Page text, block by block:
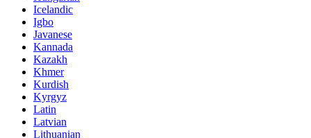
Icelandic
Igbo
Javanese
Kannada
Kazakh
Khmer
Kurdish
Kyrgyz
Latin
Latvian
Lithuanian